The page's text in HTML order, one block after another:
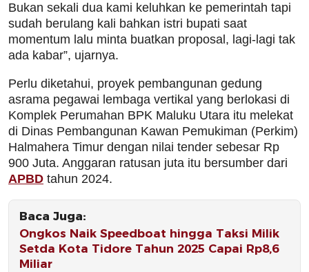
Bukan sekali dua kami keluhkan ke pemerintah tapi
sudah berulang kali bahkan istri bupati saat
momentum lalu minta buatkan proposal, lagi-lagi tak
ada kabar”, ujarnya.
Perlu diketahui, proyek pembangunan gedung
asrama pegawai lembaga vertikal yang berlokasi di
Komplek Perumahan BPK Maluku Utara itu melekat
di Dinas Pembangunan Kawan Pemukiman (Perkim)
Halmahera Timur dengan nilai tender sebesar Rp
900 Juta. Anggaran ratusan juta itu bersumber dari
APBD tahun 2024.
Baca Juga:
Ongkos Naik Speedboat hingga Taksi Milik
Setda Kota Tidore Tahun 2025 Capai Rp8,6
Miliar